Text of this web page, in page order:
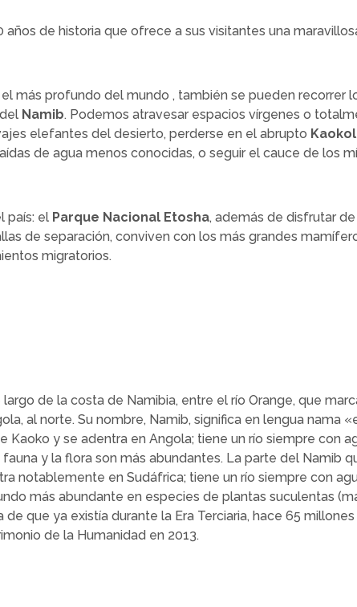
años de historia que ofrece a sus visitantes una
más profundo del mundo , también se pueden recorrer
Namib. Podemos atravesar espacios vírgenes o
elefantes del desierto, perderse en el abrupto
de agua menos conocidas, o seguir el cauce de los
país: el Parque Nacional Etosha, además de disfrutar
de separación, conviven con los más grandes
migratorios.
de la costa de Namibia, entre el río Orange, que
al norte. Su nombre, Namib, significa en lengua nama
y se adentra en Angola; tiene un río siempre con
y la flora son más abundantes. La parte del Namib
notablemente en Sudáfrica; tiene un río siempre con
más abundante en especies de plantas suculentas
que ya existía durante la Era Terciaria, hace 65
de la Humanidad en 2013.